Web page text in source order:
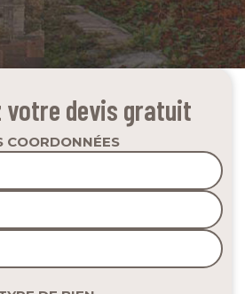
votre devis gratuit
COORDONNÉES